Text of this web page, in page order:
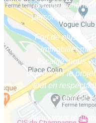
appartement
personnalisé
Fort de plus de
immobilier
fiscalité, nous
déterminer le
tout en
afin de
Nous vous